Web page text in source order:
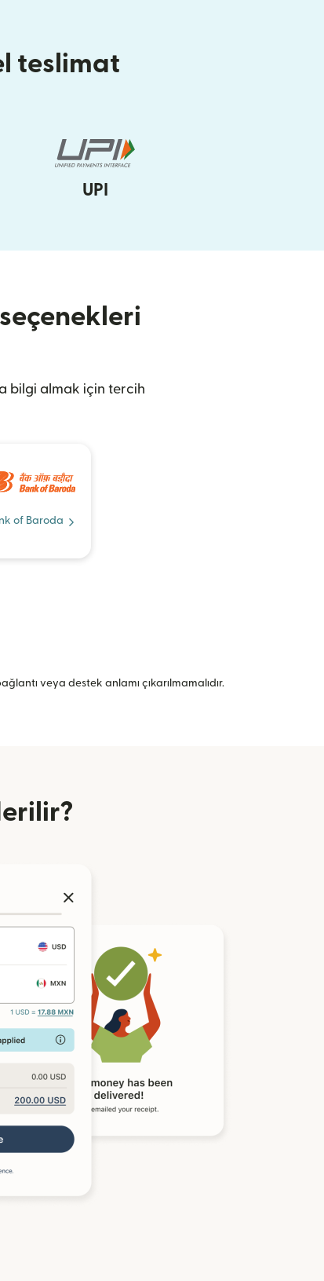
teslimat
UPI
bilgi almak için tercih
of Baroda
veya destek anlamı çıkarılmamalıdır.